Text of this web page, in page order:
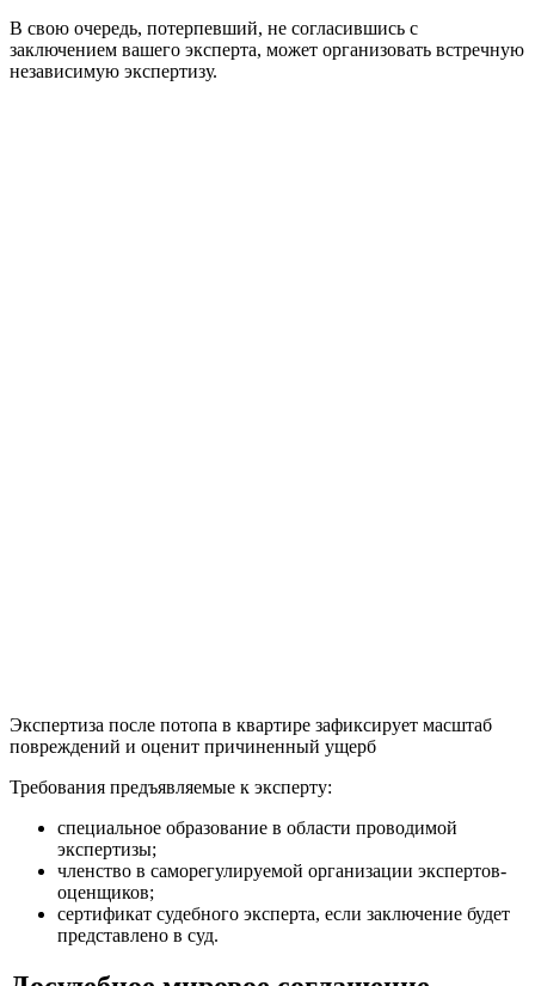
В свою очередь, потерпевший, не согласившись с
заключением вашего эксперта, может организовать встречную
независимую экспертизу.
Экспертиза после потопа в квартире зафиксирует масштаб
повреждений и оценит причиненный ущерб
Требования предъявляемые к эксперту:
специальное образование в области проводимой
экспертизы;
членство в саморегулируемой организации экспертов-
оценщиков;
сертификат судебного эксперта, если заключение будет
представлено в суд.